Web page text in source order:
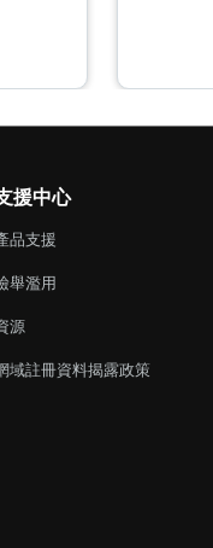
歷
覽
援中心
品支援
舉濫用
源
域註冊資料揭露政策